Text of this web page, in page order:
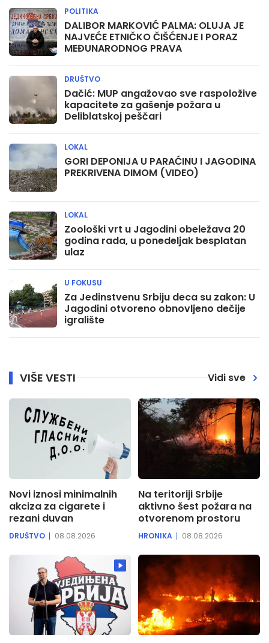
DALIBOR MARKOVIĆ PALMA: OLUJA JE
NAJVEĆE ETNIČKO ČIŠĆENJE I PORAZ
MEĐUNARODNOG PRAVA
POLITIKA
Dačić: MUP angažovao sve raspoložive
kapacitete za gašenje požara u
Deliblatskoj peščari
DRUŠTVO
GORI DEPONIJA U PARAĆINU I JAGODINA
PREKRIVENA DIMOM (VIDEO)
LOKAL
Zoološki vrt u Jagodini obeležava 20
godina rada, u ponedeljak besplatan
ulaz
LOKAL
Za Jedinstvenu Srbiju deca su zakon: U
Jagodini otvoreno obnovljeno dečije
igralište
U FOKUSU
VIŠE VESTI Vidi sve
Novi iznosi minimalnih
akciza za cigarete i
rezani duvan
DRUŠTVO 08.08.2026
Na teritoriji Srbije
aktivno šest požara na
otvorenom prostoru
HRONIKA 08.08.2026